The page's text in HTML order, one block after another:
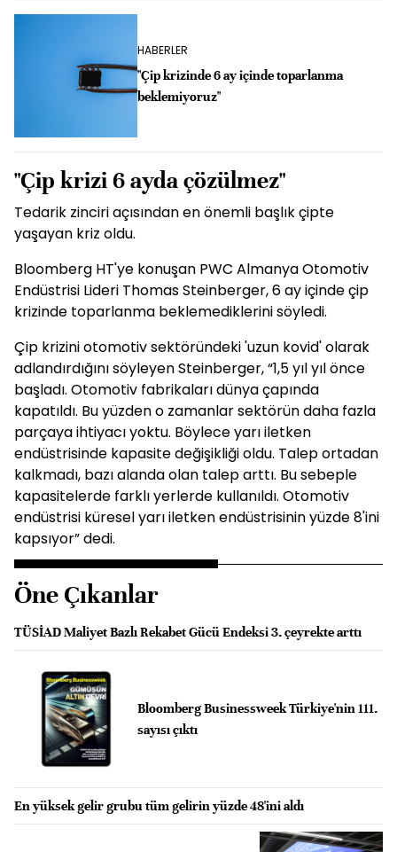
HABERLER
"Çip krizinde 6 ay içinde toparlanma
beklemiyoruz"
"Çip krizi 6 ayda çözülmez"
Tedarik zinciri açısından en önemli başlık çipte
yaşayan kriz oldu.
Bloomberg HT'ye konuşan PWC Almanya Otomotiv
Endüstrisi Lideri Thomas Steinberger, 6 ay içinde çip
krizinde toparlanma beklemediklerini söyledi.
Çip krizini otomotiv sektöründeki 'uzun kovid' olarak
adlandırdığını söyleyen Steinberger, “1,5 yıl yıl önce
başladı. Otomotiv fabrikaları dünya çapında
kapatıldı. Bu yüzden o zamanlar sektörün daha fazla
parçaya ihtiyacı yoktu. Böylece yarı iletken
endüstrisinde kapasite değişikliği oldu. Talep ortadan
kalkmadı, bazı alanda olan talep arttı. Bu sebeple
kapasitelerde farklı yerlerde kullanıldı. Otomotiv
endüstrisi küresel yarı iletken endüstrisinin yüzde 8'ini
kapsıyor” dedi.
Öne Çıkanlar
TÜSİAD Maliyet Bazlı Rekabet Gücü Endeksi 3. çeyrekte arttı
Bloomberg Businessweek Türkiye'nin 111.
sayısı çıktı
En yüksek gelir grubu tüm gelirin yüzde 48'ini aldı